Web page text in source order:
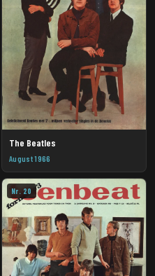
The Beatles
August 1966
Nr. 20